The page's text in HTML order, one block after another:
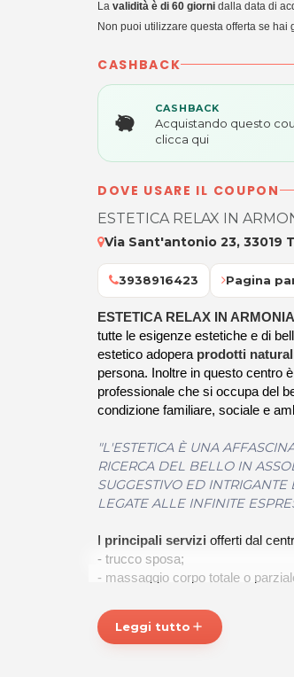
La validità è di 60 giorni dalla data di
Non puoi utilizzare questa offerta se hai
CASHBACK
CASHBACK
Acquistando questo
clicca qui
DOVE USARE IL COUPON
ESTETICA RELAX IN
Via Sant'antonio 23, 33019
3938916423 Pagina
ESTETICA RELAX IN ARMONIA
tutte le esigenze estetiche e di
estetico adopera prodotti
persona. Inoltre in questo centro
professionale che si occupa del
condizione familiare, sociale e
"L'ESTETICA È UNA
RICERCA DEL BELLO IN
SUGGESTIVO ED INTRIGANTE
LEGATE ALLE INFINITE
I principali servizi offerti dal
- trucco sposa;
- massaggio corpo totale o
- pedicure;
- manicure;
Leggi tutto add